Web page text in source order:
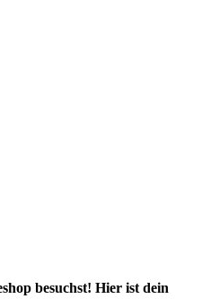
besuchst! Hier ist dein